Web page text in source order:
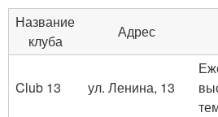
Название
клуба
Адрес
Club 13 ул. Ленина, 13